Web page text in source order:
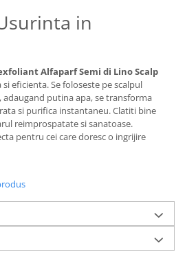
in
Alfaparf Semi di Lino Scalp
eficienta. Se foloseste pe scalpul
adaugand putina apa, se transforma
si purifica instantaneu. Clatiti bine
reimprospatate si sanatoase.
pentru cei care doresc o ingrijire